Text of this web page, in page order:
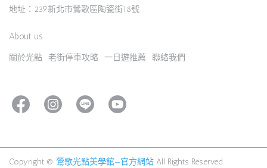
地址：239新北市鶯歌區陶瓷街18號
About us
關於光點 老街停車攻略 一日遊推薦 聯絡我們
Copyright © 鶯歌光點美學館—官方網站 All Rights Reserved.